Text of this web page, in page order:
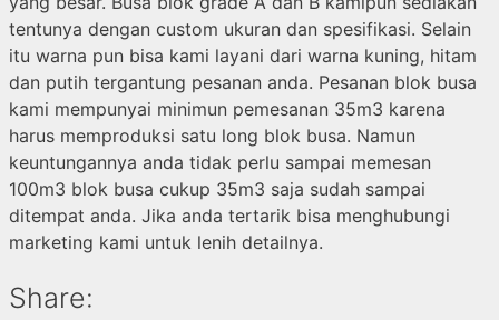
tentunya dengan custom ukuran dan spesifikasi. Selain
itu warna pun bisa kami layani dari warna kuning, hitam
dan putih tergantung pesanan anda. Pesanan blok busa
kami mempunyai minimun pemesanan 35m3 karena
harus memproduksi satu long blok busa. Namun
keuntungannya anda tidak perlu sampai memesan
100m3 blok busa cukup 35m3 saja sudah sampai
ditempat anda. Jika anda tertarik bisa menghubungi
marketing kami untuk lenih detailnya.
Share: